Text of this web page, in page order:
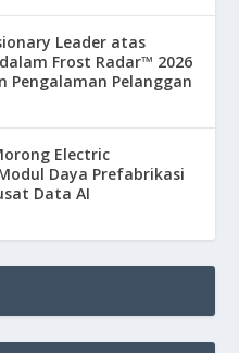
Leader atas
Frost Radar™ 2026
Pengalaman Pelanggan
Electric
Daya Prefabrikasi
Data AI